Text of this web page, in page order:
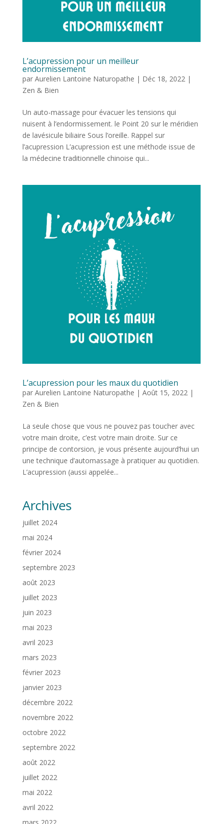
L’acupression pour un meilleur
endormissement
par Aurelien Lantoine Naturopathe | Déc 18, 2022 |
Zen & Bien
Un auto-massage pour évacuer les tensions qui
nuisent à l’endormissement. le Point 20 sur le méridien
de lavésicule biliaire Sous l’oreille. Rappel sur
l’acupression L’acupression est une méthode issue de
la médecine traditionnelle chinoise qui...
L’acupression pour les maux du quotidien
par Aurelien Lantoine Naturopathe | Août 15, 2022|
Zen & Bien
La seule chose que vous ne pouvez pas toucher avec
votre main droite, c’est votre main droite. Sur ce
principe de contorsion, je vous présente aujourd’hui un
une technique d’automassage à pratiquer au quotidien.
L’acupression (aussi appelée...
Archives
juillet 2024
mai 2024
février 2024
septembre 2023
août 2023
juillet 2023
juin 2023
mai 2023
avril 2023
mars 2023
février 2023
janvier 2023
décembre 2022
novembre 2022
octobre 2022
septembre 2022
août 2022
juillet 2022
mai 2022
avril 2022